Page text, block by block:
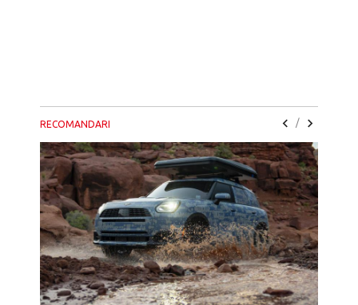
RECOMANDARI /